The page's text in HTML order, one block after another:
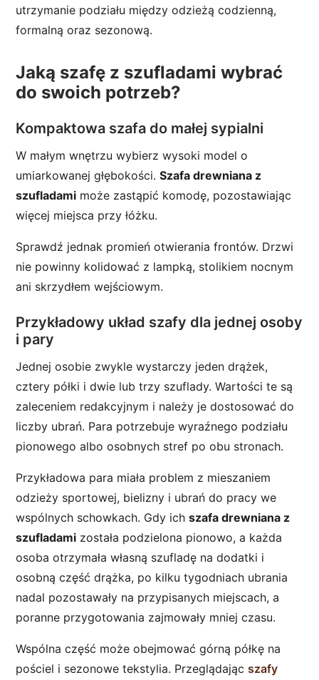
utrzymanie podziału między odzieżą codzienną,
formalną oraz sezonową.
Jaką szafę z szufladami wybrać
do swoich potrzeb?
Kompaktowa szafa do małej sypialni
W małym wnętrzu wybierz wysoki model o
umiarkowanej głębokości.Szafa drewniana z
szufladami może zastąpić komodę, pozostawiając
więcej miejsca przy łóżku.
Sprawdź jednak promień otwierania frontów. Drzwi
nie powinny kolidować z lampką, stolikiem nocnym
ani skrzydłem wejściowym.
Przykładowy układ szafy dla jednej osoby
i pary
Jednej osobie zwykle wystarczy jeden drążek,
cztery półki i dwie lub trzy szuflady. Wartości te są
zaleceniem redakcyjnym i należy je dostosować do
liczby ubrań. Para potrzebuje wyraźnego podziału
pionowego albo osobnych stref po obu stronach.
Przykładowa para miała problem z mieszaniem
odzieży sportowej, bielizny i ubrań do pracy we
wspólnych schowkach. Gdy ichszafa drewniana z
szufladami została podzielona pionowo, a każda
osoba otrzymała własną szufladę na dodatki i
osobną część drążka, po kilku tygodniach ubrania
nadal pozostawały na przypisanych miejscach, a
poranne przygotowania zajmowały mniej czasu.
Wspólna część może obejmować górną półkę na
pościel i sezonowe tekstylia. Przeglądającszafy